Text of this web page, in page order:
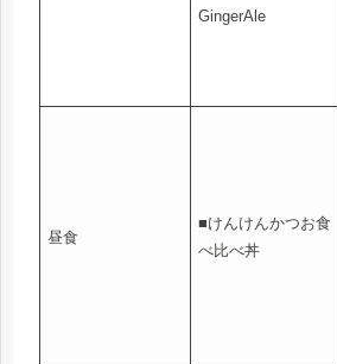
GingerAle
昼食
■けんけんかつお食
べ比べ丼